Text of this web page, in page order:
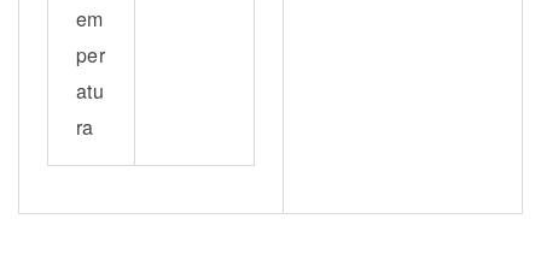
em
per
atu
ra